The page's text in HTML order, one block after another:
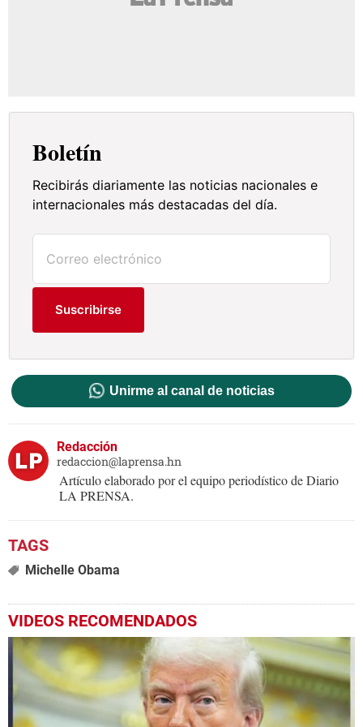
Boletín
Recibirás diariamente las noticias nacionales e
internacionales más destacadas del día.
Suscribirse
Unirme al canal de noticias
Redacción
redaccion@laprensa.hn
Artículo elaborado por el equipo periodístico de Diario
LA PRENSA.
Michelle Obama
VIDEOS RECOMENDADOS